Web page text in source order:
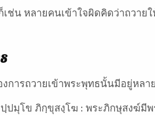
ช่น หลายคนเข้าใจผิดคิดว่าถวาย
การถวายเข้าพระพุทธนั้นมีอยู่หลา
ปมุโข ภิกฺขุสงฺโฆ : พระภิกษุสงฆ์มี